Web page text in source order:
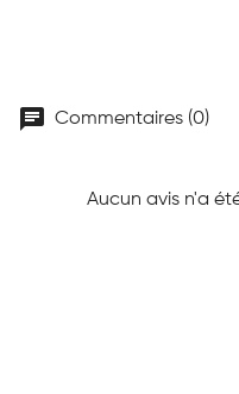
chat Commentaires (0)
Aucun avis n'a